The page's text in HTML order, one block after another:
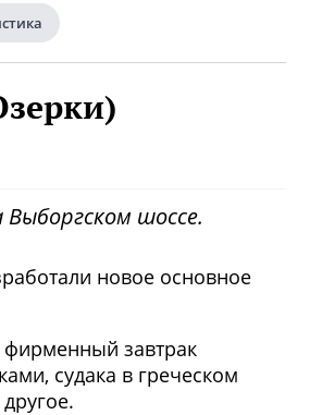
шоссе.
новое основное
завтрак
судака в греческом